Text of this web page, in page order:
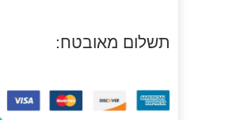
תשלום מאובטח: